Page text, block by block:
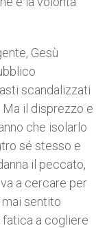
Gesù
scandalizzati
il disprezzo e
che isolarlo
sé stesso e
il peccato,
a cercare per
mai sentito
a cogliere